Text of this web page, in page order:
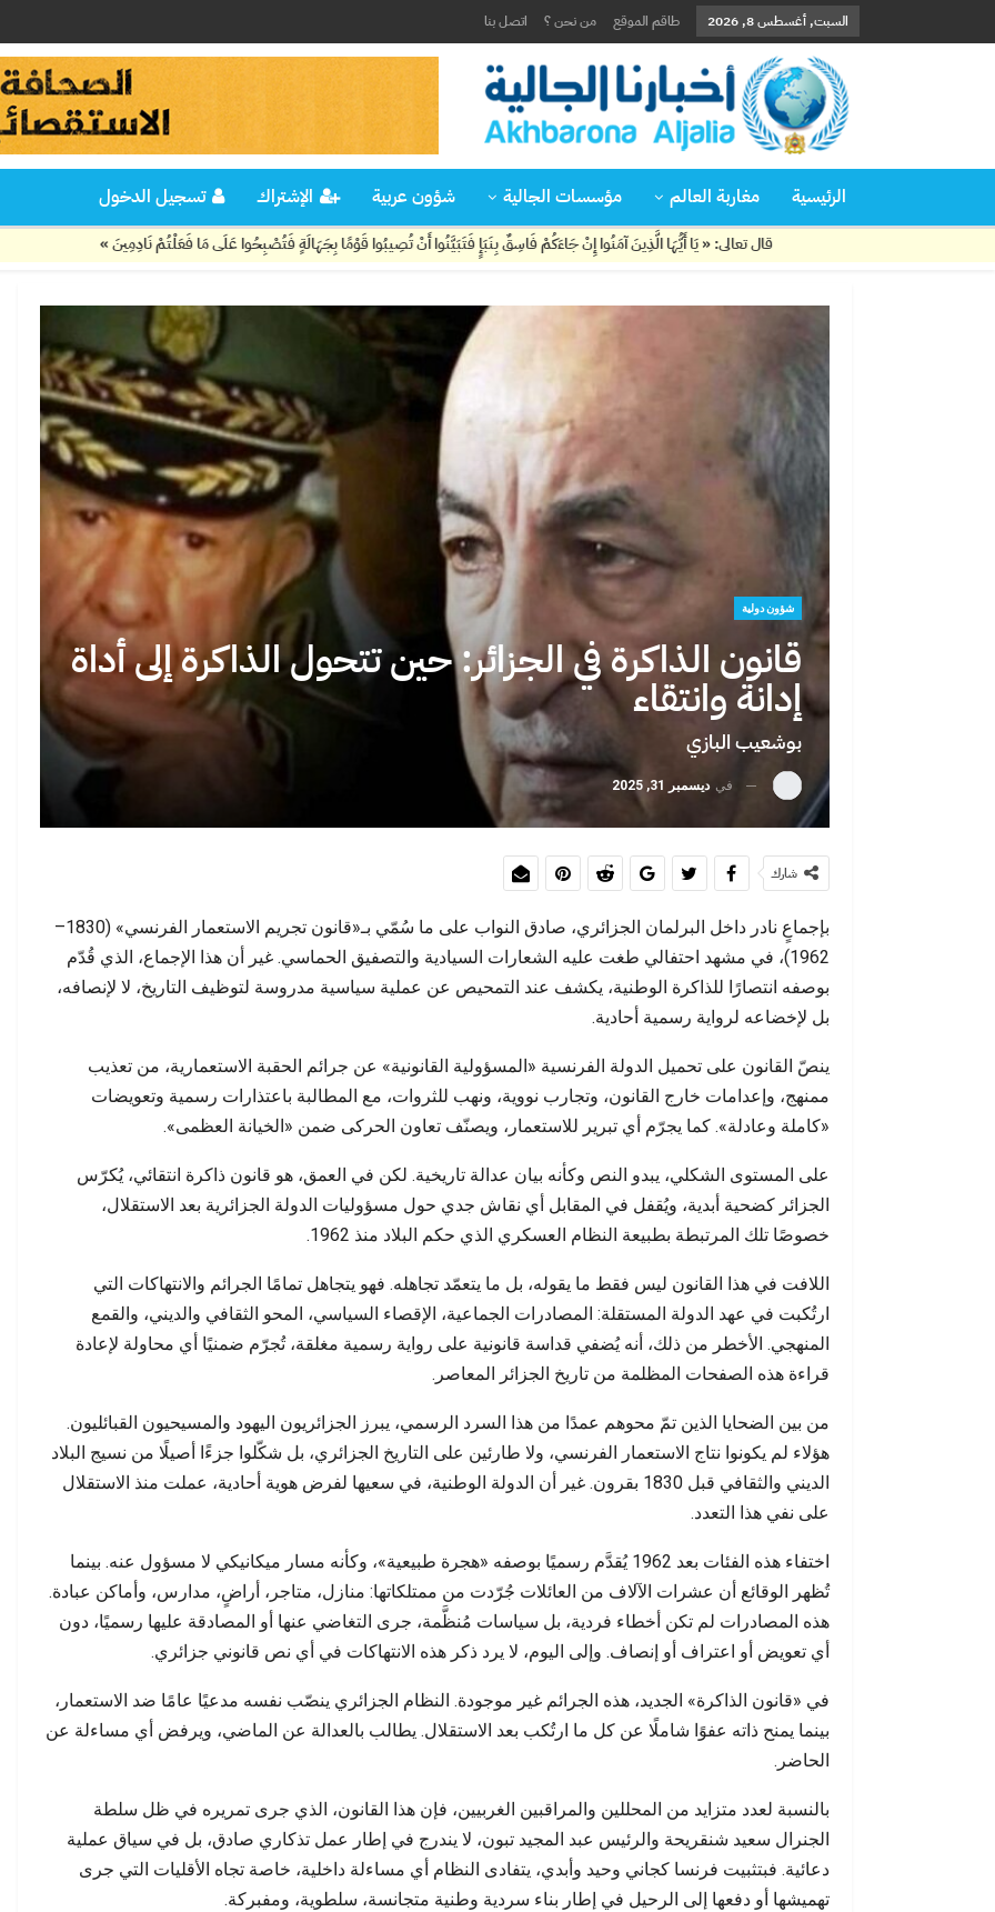
السبت, أغسطس 8, 2026 طاقم الموقع من نحن ؟ اتصل بنا
الرئيسية مغاربة العالم مؤسسات الجالية شؤون عربية الإشتراك تسجيل الدخول
قال تعالى: « يَا أَيُّهَا الَّذِينَ آمَنُوا إِنْ جَاءَكُمْ فَاسِقٌ بِنَبَإٍ فَتَبَيَّنُوا أَنْ تُصِيبُوا قَوْمًا بِجَهَالَةٍ فَتُصْبِحُوا عَلَى مَا فَعَلْتُمْ نَادِمِينَ »
شؤون دولية
قانون الذاكرة في الجزائر: حين تتحول الذاكرة إلى أداة
إدانة وانتقاء
بوشعيب البازي
في ديسمبر 31, 2025
شارك
بإجماعٍ نادر داخل البرلمان الجزائري، صادق النواب على ما سُمّي بـ«قانون تجريم الاستعمار الفرنسي» (1830–
1962)، في مشهد احتفالي طغت عليه الشعارات السيادية والتصفيق الحماسي. غير أن هذا الإجماع، الذي قُدّم
بوصفه انتصارًا للذاكرة الوطنية، يكشف عند التمحيص عن عملية سياسية مدروسة لتوظيف التاريخ، لا لإنصافه،
بل لإخضاعه لرواية رسمية أحادية.
ينصّ القانون على تحميل الدولة الفرنسية «المسؤولية القانونية» عن جرائم الحقبة الاستعمارية، من تعذيب
ممنهج، وإعدامات خارج القانون، وتجارب نووية، ونهب للثروات، مع المطالبة باعتذارات رسمية وتعويضات
«كاملة وعادلة». كما يجرّم أي تبرير للاستعمار، ويصنّف تعاون الحركى ضمن «الخيانة العظمى».
على المستوى الشكلي، يبدو النص وكأنه بيان عدالة تاريخية. لكن في العمق، هو قانون ذاكرة انتقائي، يُكرّس
الجزائر كضحية أبدية، ويُقفل في المقابل أي نقاش جدي حول مسؤوليات الدولة الجزائرية بعد الاستقلال،
خصوصًا تلك المرتبطة بطبيعة النظام العسكري الذي حكم البلاد منذ 1962.
اللافت في هذا القانون ليس فقط ما يقوله، بل ما يتعمّد تجاهله. فهو يتجاهل تمامًا الجرائم والانتهاكات التي
ارتُكبت في عهد الدولة المستقلة: المصادرات الجماعية، الإقصاء السياسي، المحو الثقافي والديني، والقمع
المنهجي. الأخطر من ذلك، أنه يُضفي قداسة قانونية على رواية رسمية مغلقة، تُجرّم ضمنيًا أي محاولة لإعادة
قراءة هذه الصفحات المظلمة من تاريخ الجزائر المعاصر.
من بين الضحايا الذين تمّ محوهم عمدًا من هذا السرد الرسمي، يبرز الجزائريون اليهود والمسيحيون القبائليون.
هؤلاء لم يكونوا نتاج الاستعمار الفرنسي، ولا طارئين على التاريخ الجزائري، بل شكّلوا جزءًا أصيلًا من نسيج البلاد
الديني والثقافي قبل 1830 بقرون. غير أن الدولة الوطنية، في سعيها لفرض هوية أحادية، عملت منذ الاستقلال
على نفي هذا التعدد.
اختفاء هذه الفئات بعد 1962 يُقدَّم رسميًا بوصفه «هجرة طبيعية»، وكأنه مسار ميكانيكي لا مسؤول عنه. بينما
تُظهر الوقائع أن عشرات الآلاف من العائلات جُرّدت من ممتلكاتها: منازل، متاجر، أراضٍ، مدارس، وأماكن عبادة.
هذه المصادرات لم تكن أخطاء فردية، بل سياسات مُنظَّمة، جرى التغاضي عنها أو المصادقة عليها رسميًا، دون
أي تعويض أو اعتراف أو إنصاف. وإلى اليوم، لا يرد ذكر هذه الانتهاكات في أي نص قانوني جزائري.
في «قانون الذاكرة» الجديد، هذه الجرائم غير موجودة. النظام الجزائري ينصّب نفسه مدعيًا عامًا ضد الاستعمار،
بينما يمنح ذاته عفوًا شاملًا عن كل ما ارتُكب بعد الاستقلال. يطالب بالعدالة عن الماضي، ويرفض أي مساءلة عن
الحاضر.
بالنسبة لعدد متزايد من المحللين والمراقبين الغربيين، فإن هذا القانون، الذي جرى تمريره في ظل سلطة
الجنرال سعيد شنقريحة والرئيس عبد المجيد تبون، لا يندرج في إطار عمل تذكاري صادق، بل في سياق عملية
دعائية. فبتثبيت فرنسا كجاني وحيد وأبدي، يتفادى النظام أي مساءلة داخلية، خاصة تجاه الأقليات التي جرى
تهميشها أو دفعها إلى الرحيل في إطار بناء سردية وطنية متجانسة، سلطوية، ومفبركة.
لو فُتحت الحدود بين المغرب وأوروبا… هل
سيختار المغاربة…
حين تصبح الهجرة صرخة اجتماعية: لماذا
يختار الشباب المغاربة…
مراكش تحت رحمة الفوضى: حين تتحول
السياحة من رافعة للاقتصاد…
لغة الخطاب الديني في المهجر… حين تصبح
انتخابات 2026 في المغرب: هل تنجح النخب